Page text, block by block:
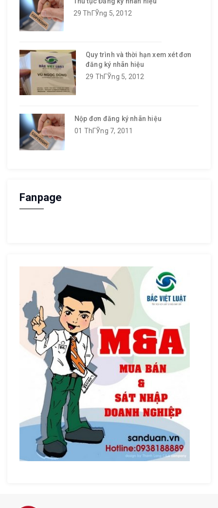
29 ThГЎng 5, 2012
Quy trình và thời hạn xem xét đơn
đăng ký nhãn hiệu
29 ThГЎng 5, 2012
Nộp đơn đăng ký nhãn hiệu
01 ThГЎng 7, 2011
Fanpage